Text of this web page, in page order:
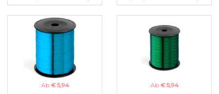
Ab € 5,94
Ab € 5,94